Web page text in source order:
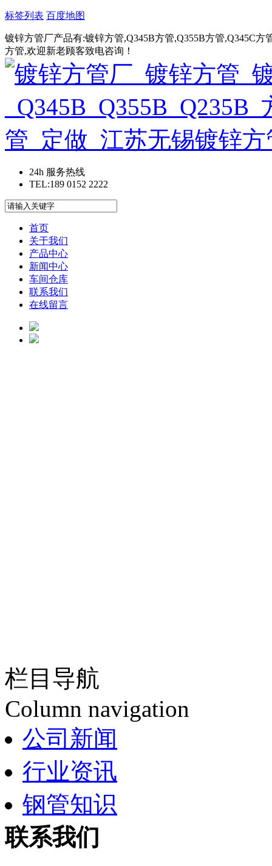
标签列表 百度地图
镀锌方管厂产品有:镀锌方管,Q345B方管,Q355B方管,Q345C方
方管,欢迎新老顾客致电咨询！
24h 服务热线
TEL:189 0152 2222
首页
关于我们
产品中心
新闻中心
车间仓库
联系我们
在线留言
栏目导航
Column navigation
公司新闻
行业资讯
钢管知识
联系我们